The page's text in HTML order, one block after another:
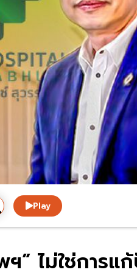
Play
ฯ” ไม่ใช่การ